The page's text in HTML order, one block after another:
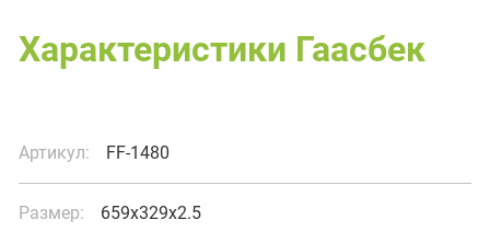
Характеристики Гаасбек
Артикул: FF-1480
Размер: 659x329x2.5